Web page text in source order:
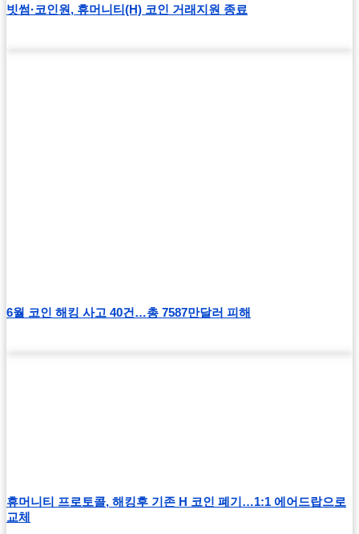
빗썸·코인원, 휴머니티(H) 코인 거래지원 종료
6월 코인 해킹 사고 40건…총 7587만달러 피해
휴머니티 프로토콜, 해킹후 기존 H 코인 폐기…1:1 에어드랍으로
교체